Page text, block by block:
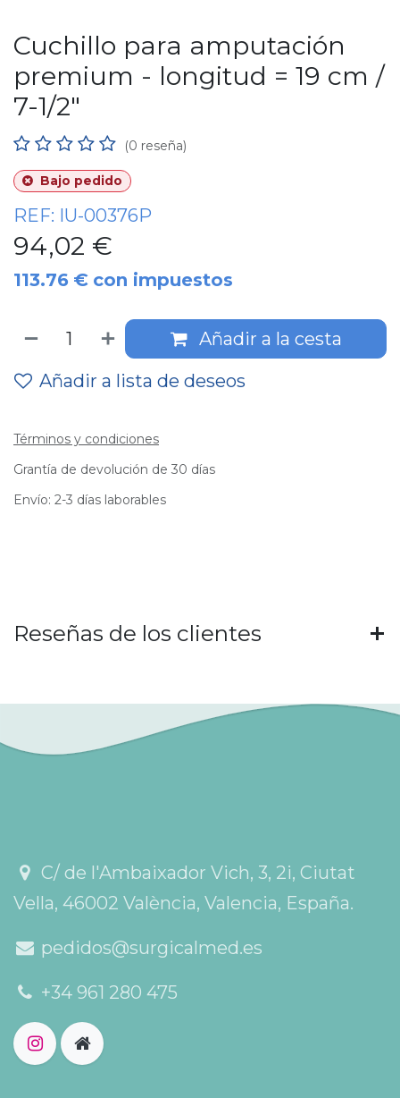
Cuchillo para amputación
premium - longitud = 19 cm /
7-1/2"
(0 reseña)
Bajo pedido
REF: IU-00376P
94,02 €
113.76 € con impuestos
Añadir a la cesta
Añadir a lista de deseos
Términos y condiciones
Grantía de devolución de 30 días
Envío: 2-3 días laborables
Reseñas de los clientes
C/ de l'Ambaixador Vich, 3, 2i, Ciutat
Vella, 46002 València, Valencia, España.
pedidos@surgicalmed.es
+34 961 280 475